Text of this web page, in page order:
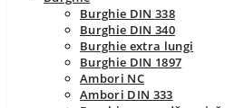
Burghie DIN 338
Burghie DIN 340
Burghie extra lungi
Burghie DIN 1897
Ambori NC
Ambori DIN 333